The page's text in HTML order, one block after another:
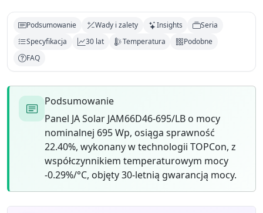
Podsumowanie Wady i zalety Insights
Seria
Specyfikacja
30 lat Temperatura
Podobne
FAQ
Podsumowanie
Panel JA Solar JAM66D46-695/LB o mocy
nominalnej 695 Wp, osiąga sprawność
22.40%, wykonany w technologii TOPCon, z
współczynnikiem temperaturowym mocy
-0.29%/°C, objęty 30-letnią gwarancją mocy.